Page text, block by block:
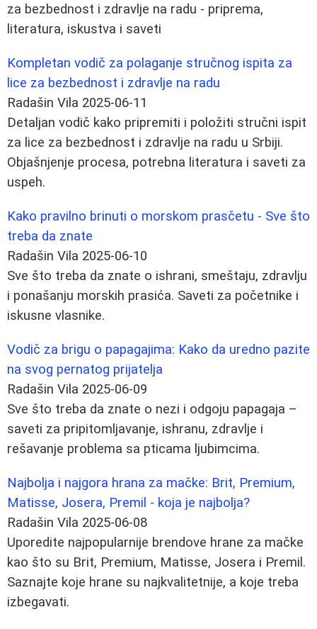
za bezbednost i zdravlje na radu - priprema,
literatura, iskustva i saveti
Kompletan vodič za polaganje stručnog ispita za
lice za bezbednost i zdravlje na radu
Radašin Vila 2025-06-11
Detaljan vodič kako pripremiti i položiti stručni ispit
za lice za bezbednost i zdravlje na radu u Srbiji.
Objašnjenje procesa, potrebna literatura i saveti za
uspeh.
Kako pravilno brinuti o morskom prasčetu - Sve što
treba da znate
Radašin Vila 2025-06-10
Sve što treba da znate o ishrani, smeštaju, zdravlju
i ponašanju morskih prasića. Saveti za početnike i
iskusne vlasnike.
Vodič za brigu o papagajima: Kako da uredno pazite
na svog pernatog prijatelja
Radašin Vila 2025-06-09
Sve što treba da znate o nezi i odgoju papagaja –
saveti za pripitomljavanje, ishranu, zdravlje i
rešavanje problema sa pticama ljubimcima.
Najbolja i najgora hrana za mačke: Brit, Premium,
Matisse, Josera, Premil - koja je najbolja?
Radašin Vila 2025-06-08
Uporedite najpopularnije brendove hrane za mačke
kao što su Brit, Premium, Matisse, Josera i Premil.
Saznajte koje hrane su najkvalitetnije, a koje treba
izbegavati.